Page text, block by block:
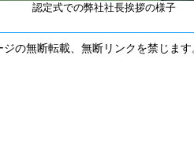
での弊社社長挨拶の様子
の無断転載、無断リンクを禁じま